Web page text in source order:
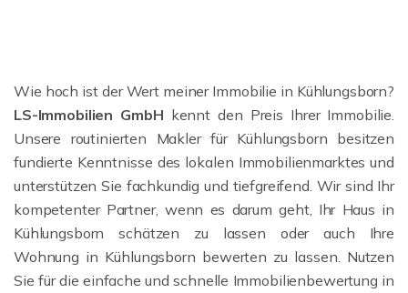
Wie hoch ist der Wert meiner Immobilie in Kühlungsborn?
LS-Immobilien GmbH kennt den Preis Ihrer Immobilie.
Unsere routinierten Makler für Kühlungsborn besitzen
fundierte Kenntnisse des lokalen Immobilienmarktes und
unterstützen Sie fachkundig und tiefgreifend. Wir sind Ihr
kompetenter Partner, wenn es darum geht, Ihr Haus in
Kühlungsborn schätzen zu lassen oder auch Ihre
Wohnung in Kühlungsborn bewerten zu lassen. Nutzen
Sie für die einfache und schnelle Immobilienbewertung in